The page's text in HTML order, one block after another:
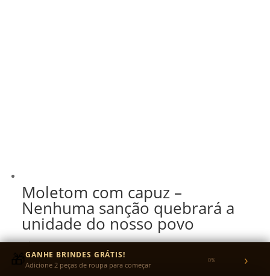
Moletom com capuz –
Nenhuma sanção quebrará a
unidade do nosso povo
R$199,99
R$189,99no Pix
🎁GANHE BRINDES GRÁTIS!
Adicione 2 peças de roupa para começar 0% ›